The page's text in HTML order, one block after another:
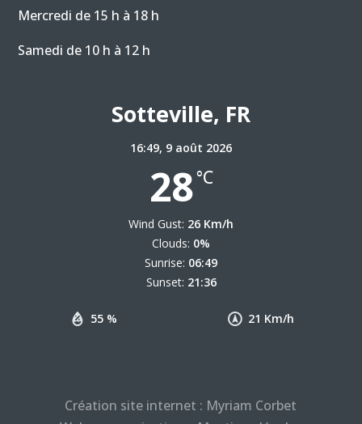
Mercredi de 15 h à 18 h
Samedi de 10 h à 12 h
Sotteville, FR
16:49, 9 août 2026
28°C
55 % 21 Km/h
Wind Gust: 26 Km/h
Clouds: 0%
Sunrise: 06:49
Sunset: 21:36
Création site internet : Myriam Corbet